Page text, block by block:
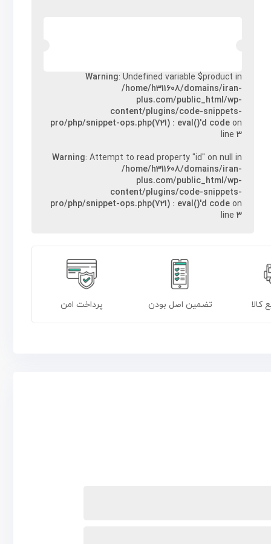
Warning: Undefined variable $product in
/home/h311608/domains/iran-
plus.com/public_html/wp-
content/plugins/code-snippets-
pro/php/snippet-ops.php(721) : eval()'d code on
line۳
Warning: Attempt to read property "id" on null in
/home/h311608/domains/iran-
plus.com/public_html/wp-
content/plugins/code-snippets-
pro/php/snippet-ops.php(721) : eval()'d code on
line۳
کالا تضمین اصل بودن پرداخت امن